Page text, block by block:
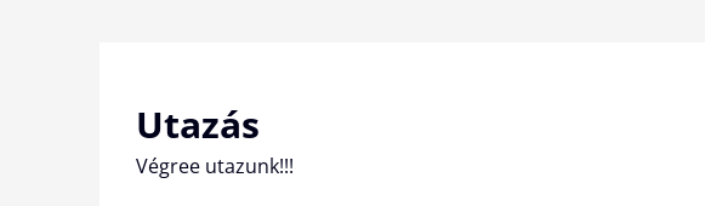
Utazás
Végree utazunk!!!